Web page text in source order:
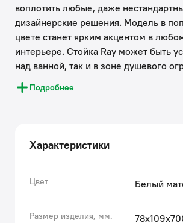
воплотить любые, даже
дизайнерские решения. Модель в
цвете станет ярким акцентом в
интерьере. Стойка Ray может быть
над ванной, так и в зоне душевого
Держатель-слайдер легко
по стойке, позволяя отрегулировать
душевых леек в тон.
● Основные элементы стойки
● Белое покрытие стойки IDDIS®
она прослужит дольше во влажном
Подробнее
Характеристики
Цвет Белый
Размер изделия, мм.